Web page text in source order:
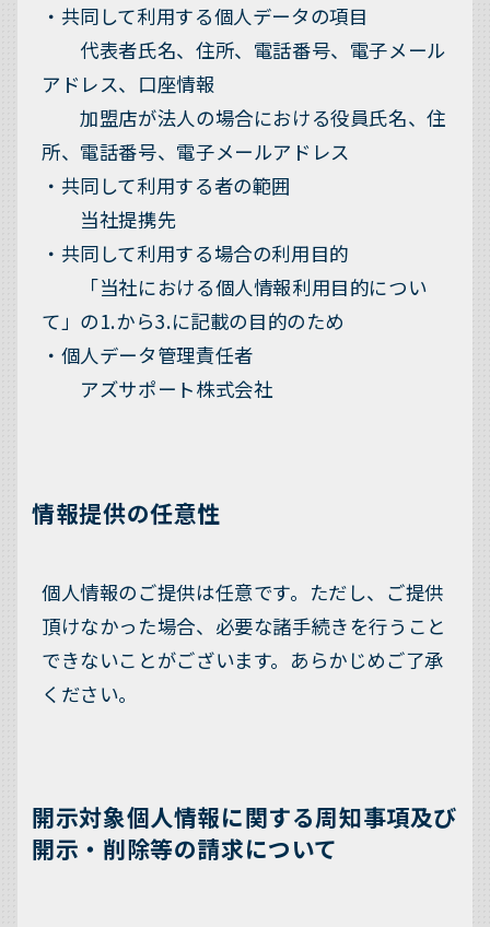
・共同して利用する個人データの項目
代表者氏名、住所、電話番号、電子メール
アドレス、口座情報
加盟店が法人の場合における役員氏名、住
所、電話番号、電子メールアドレス
・共同して利用する者の範囲
当社提携先
・共同して利用する場合の利用目的
「当社における個人情報利用目的につい
て」の1.から3.に記載の目的のため
・個人データ管理責任者
アズサポート株式会社
情報提供の任意性
個人情報のご提供は任意です。ただし、ご提供
頂けなかった場合、必要な諸手続きを行うこと
できないことがございます。あらかじめご了承
ください。
開示対象個人情報に関する周知事項及び
開示・削除等の請求について